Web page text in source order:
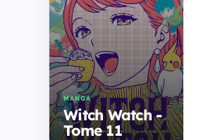
MANGA
Witch Watch -
Tome 11